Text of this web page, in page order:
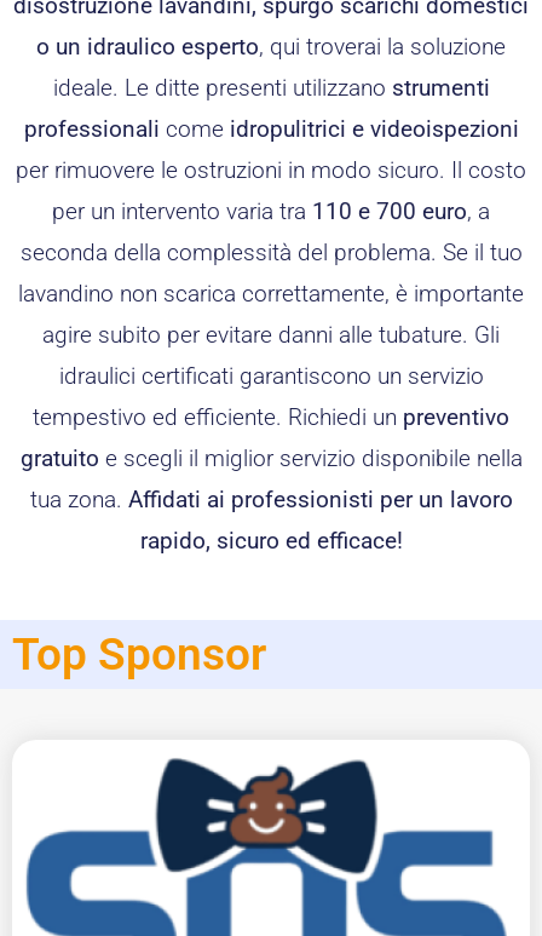
o un idraulico esperto, qui troverai la soluzione
ideale. Le ditte presenti utilizzano strumenti
professionali come idropulitrici e videoispezioni
per rimuovere le ostruzioni in modo sicuro. Il costo
per un intervento varia tra 110 e 700 euro, a
seconda della complessità del problema. Se il tuo
lavandino non scarica correttamente, è importante
agire subito per evitare danni alle tubature. Gli
idraulici certificati garantiscono un servizio
tempestivo ed efficiente. Richiedi un preventivo
gratuito e scegli il miglior servizio disponibile nella
tua zona. Affidati ai professionisti per un lavoro
rapido, sicuro ed efficace!
Top Sponsor